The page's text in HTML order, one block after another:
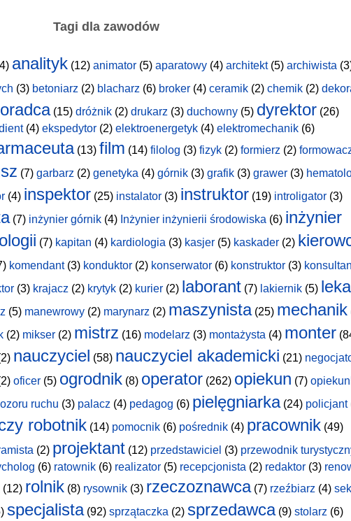
Tagi dla zawodów
analityk (12) animator (5) aparatowy (4) architekt(5) archiwista
(3) betoniarz (2) blacharz (6) broker (4) ceramik (2) chemik (2)
(15) dróżnik (2) drukarz (3) duchowny (5) dyrektor (26)
(4) ekspedytor (2) elektroenergetyk (4) elektromechanik (6)
(13) film (14) filolog (3) fizyk (2) formierz (2)
(7) garbarz (2) genetyka (4) górnik (3) grafik (3) grawer (3)
(4) inspektor (25) instalator (3) instruktor (19) introligator (3)
(7) inżynier górnik (4) Inżynier inżynierii środowiska (6) inżynier
(7) kapitan (4) kardiologia (3) kasjer (5) kaskader (2)
komendant(3) konduktor (2) konserwator (6) konstruktor (3)
(3) krajacz (2) krytyk (2) kurier (2) laborant (7) lakiernik (5)
(5) manewrowy (2) marynarz (2) maszynista(25) mechanik
(2) mikser (2) mistrz (16) modelarz (3) montażysta (4) monter
nauczyciel (58) nauczyciel akademicki (21)
oficer (5) ogrodnik (8) operator (262) opiekun (7)
ruchu (3) palacz (4) pedagog (6) pielęgniarka(24) policjant
robotnik (14) pomocnik (6) pośrednik (4) pracownik (49)
(2) projektant (12) przedstawiciel (3) przewodnik
(6) ratownik (6) realizator (5) recepcjonista (2) redaktor (3)
(12) rolnik (8) rysownik (3) rzeczoznawca(7) rzeźbiarz (4)
specjalista(92) sprzątaczka (2) sprzedawca(9) stolarz (6)